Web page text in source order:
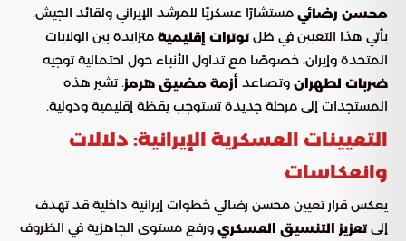
محسن رضائي مستشارًا عسكريًا للمرشد الإيراني ولقائد الجيش.
يأتي هذا التعيين في ظلتوترات إقليمية متزايدة بين الولايات
المتحدة وإيران، خصوصًا مع تداول الأنباء حول احتمالية توجيه
ضربات لطهران وتصاعد أزمة مضيق هرمز. تشير هذه
المستجدات إلى مرحلة جديدة تستوجب يقظة إقليمية ودولية.
التعيينات العسكرية الإيرانية: دلالات
وانعكاسات
يعكس قرار تعيين محسن رضائي خطوات إيرانية داخلية قد تهدف
إلىتعزيز التنسيق العسكري ورفع مستوى الجاهزية في الظروف